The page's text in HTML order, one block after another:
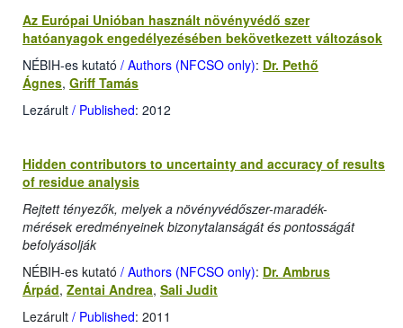
Az Európai Unióban használt növényvédő szer
hatóanyagok engedélyezésében bekövetkezett változások
NÉBIH-es kutató / Authors (NFCSO only): Dr. Pethő
Ágnes, Griff Tamás
Lezárult / Published: 2012
Hidden contributors to uncertainty and accuracy of results
of residue analysis
Rejtett tényezők, melyek a növényvédőszer-maradék-
mérések eredményeinek bizonytalanságát és pontosságát
befolyásolják
NÉBIH-es kutató / Authors (NFCSO only): Dr. Ambrus
Árpád, Zentai Andrea, Sali Judit
Lezárult / Published: 2011